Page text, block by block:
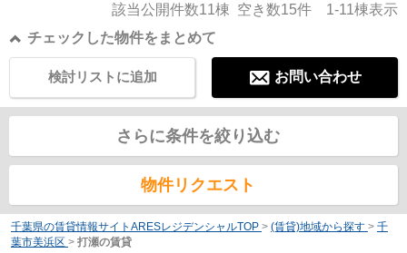
該当公開件数11棟 空き数15件 1-11棟表示
チェックした物件をまとめて
お問い合わせ
検討リストに追加
さらに条件を絞り込む
物件リクエスト
千葉県の賃貸情報サイトARESレジデンシャルTOP > (賃貸)地域から探す > 千
葉市美浜区 > 打瀬の賃貸